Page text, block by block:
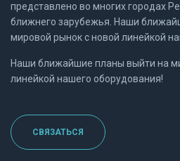
представлено во многих городах
ближнего зарубежья. Наши
мировой рынок с новой линейкой
Наши ближайшие планы выйти на
линейкой нашего оборудования!
СВЯЗАТЬСЯ